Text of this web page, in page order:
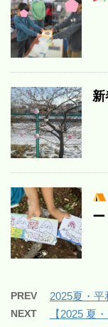
新
PREV 2025夏・
NEXT
【2025 夏